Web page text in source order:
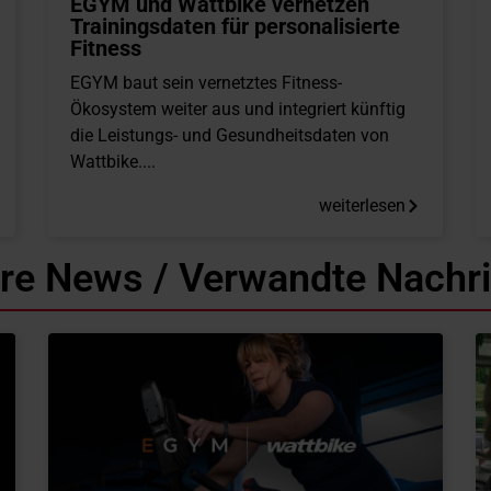
Trainingsdaten für personalisierte
Fitness
EGYM baut sein vernetztes Fitness-
Ökosystem weiter aus und integriert künftig
die Leistungs- und Gesundheitsdaten von
Wattbike....
weiterlesen
News / Verwandte